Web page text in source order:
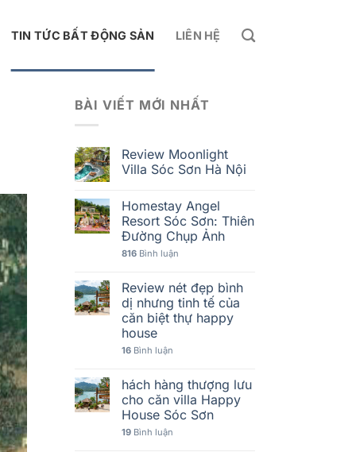
TIN TỨC BẤT ĐỘNG SẢN LIÊN HỆ
BÀI VIẾT MỚI NHẤT
Review Moonlight
Villa Sóc Sơn Hà Nội
Homestay Angel
Resort Sóc Sơn: Thiên
Đường Chụp Ảnh
816Bình luận
Review nét đẹp bình
dị nhưng tinh tế của
căn biệt thự happy
house
16Bình luận
hách hàng thượng lưu
cho căn villa Happy
House Sóc Sơn
19Bình luận